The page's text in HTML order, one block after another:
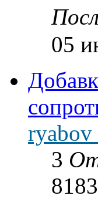
05
3
8183